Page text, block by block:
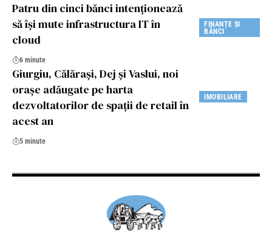
FINANȚE ȘI
BĂNCI
Patru din cinci bănci intenționează
să își mute infrastructura IT în
cloud
6 minute
IMOBILIARE
Giurgiu, Călărași, Dej și Vaslui, noi
orașe adăugate pe harta
dezvoltatorilor de spații de retail în
acest an
5 minute